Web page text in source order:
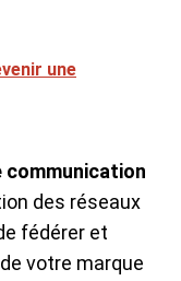
une
communication
des réseaux
fédérer et
votre marque